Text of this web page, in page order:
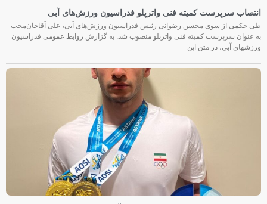
انتصاب سرپرست کمیته فنی واترپلو فدراسیون ورزش‌های آبی
طی حکمی از سوی محسن رضوانی رئیس فدراسیون ورزش‌های آبی، علی آقاجان‌محب
به عنوان سرپرست کمیته فنی واترپلو منصوب شد. به گزارش روابط عمومی فدراسیون
ورزشهای آبی، در متن این